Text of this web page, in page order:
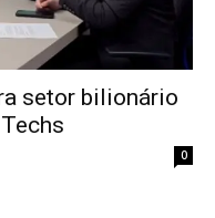
setor bilionário
0